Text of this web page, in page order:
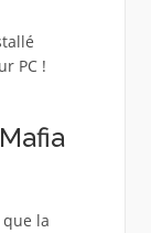
PC !
la